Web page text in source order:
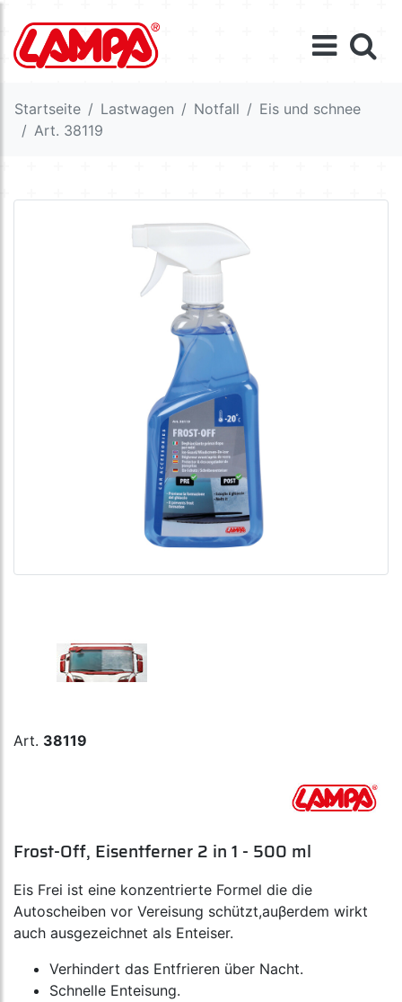
Startseite Lastwagen Notfall
Eis und schnee
Art. 38119
Art. 38119
Frost-Off, Eisentferner 2 in 1 - 500 ml
Eis Frei ist eine konzentrierte Formel die die
Autoscheiben vor Vereisung schützt,auβerdem wirkt
auch ausgezeichnet als Enteiser.
Verhindert das Entfrieren über Nacht.
Schnelle Enteisung.